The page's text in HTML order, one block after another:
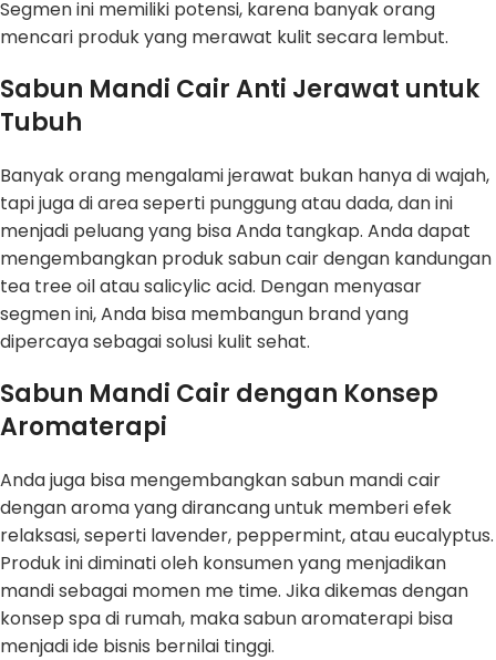
Segmen ini memiliki potensi, karena banyak orang
mencari produk yang merawat kulit secara lembut.
Sabun Mandi Cair Anti Jerawat untuk
Tubuh
Banyak orang mengalami jerawat bukan hanya di wajah,
tapi juga di area seperti punggung atau dada, dan ini
menjadi peluang yang bisa Anda tangkap. Anda dapat
mengembangkan produk sabun cair dengan kandungan
tea tree oil atau salicylic acid. Dengan menyasar
segmen ini, Anda bisa membangun brand yang
dipercaya sebagai solusi kulit sehat.
Sabun Mandi Cair dengan Konsep
Aromaterapi
Anda juga bisa mengembangkan sabun mandi cair
dengan aroma yang dirancang untuk memberi efek
relaksasi, seperti lavender, peppermint, atau eucalyptus.
Produk ini diminati oleh konsumen yang menjadikan
mandi sebagai momen me time. Jika dikemas dengan
konsep spa di rumah, maka sabun aromaterapi bisa
menjadi ide bisnis bernilai tinggi.